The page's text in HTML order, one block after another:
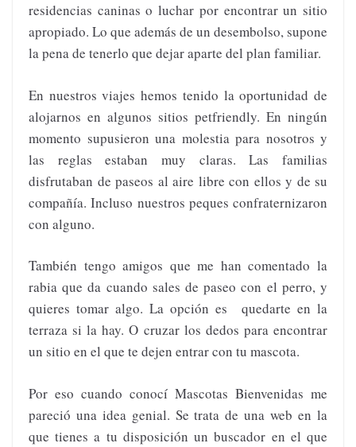
residencias caninas o luchar por encontrar un sitio
apropiado. Lo que además de un desembolso, supone
la pena de tenerlo que dejar aparte del plan familiar.
En nuestros viajes hemos tenido la oportunidad de
alojarnos en algunos sitios petfriendly. En ningún
momento supusieron una molestia para nosotros y
las reglas estaban muy claras. Las familias
disfrutaban de paseos al aire libre con ellos y de su
compañía. Incluso nuestros peques confraternizaron
con alguno.
También tengo amigos que me han comentado la
rabia que da cuando sales de paseo con el perro, y
quieres tomar algo. La opción es quedarte en la
terraza si la hay. O cruzar los dedos para encontrar
un sitio en el que te dejen entrar con tu mascota.
Por eso cuando conocí Mascotas Bienvenidas me
pareció una idea genial. Se trata de una web en la
que tienes a tu disposición un buscador en el que